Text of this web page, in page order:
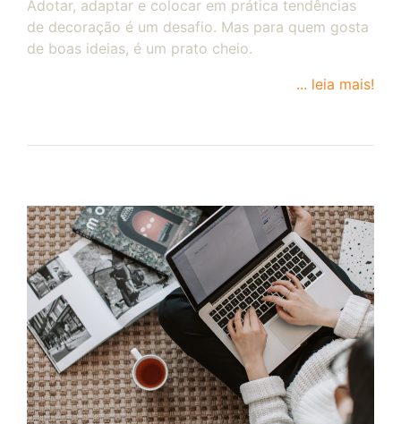
Adotar, adaptar e colocar em prática tendências
de decoração é um desafio. Mas para quem gosta
de boas ideias, é um prato cheio.
... leia mais!